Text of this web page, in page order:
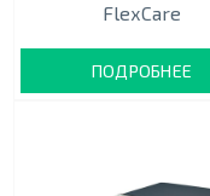
FlexCare
ПОДРОБНЕЕ